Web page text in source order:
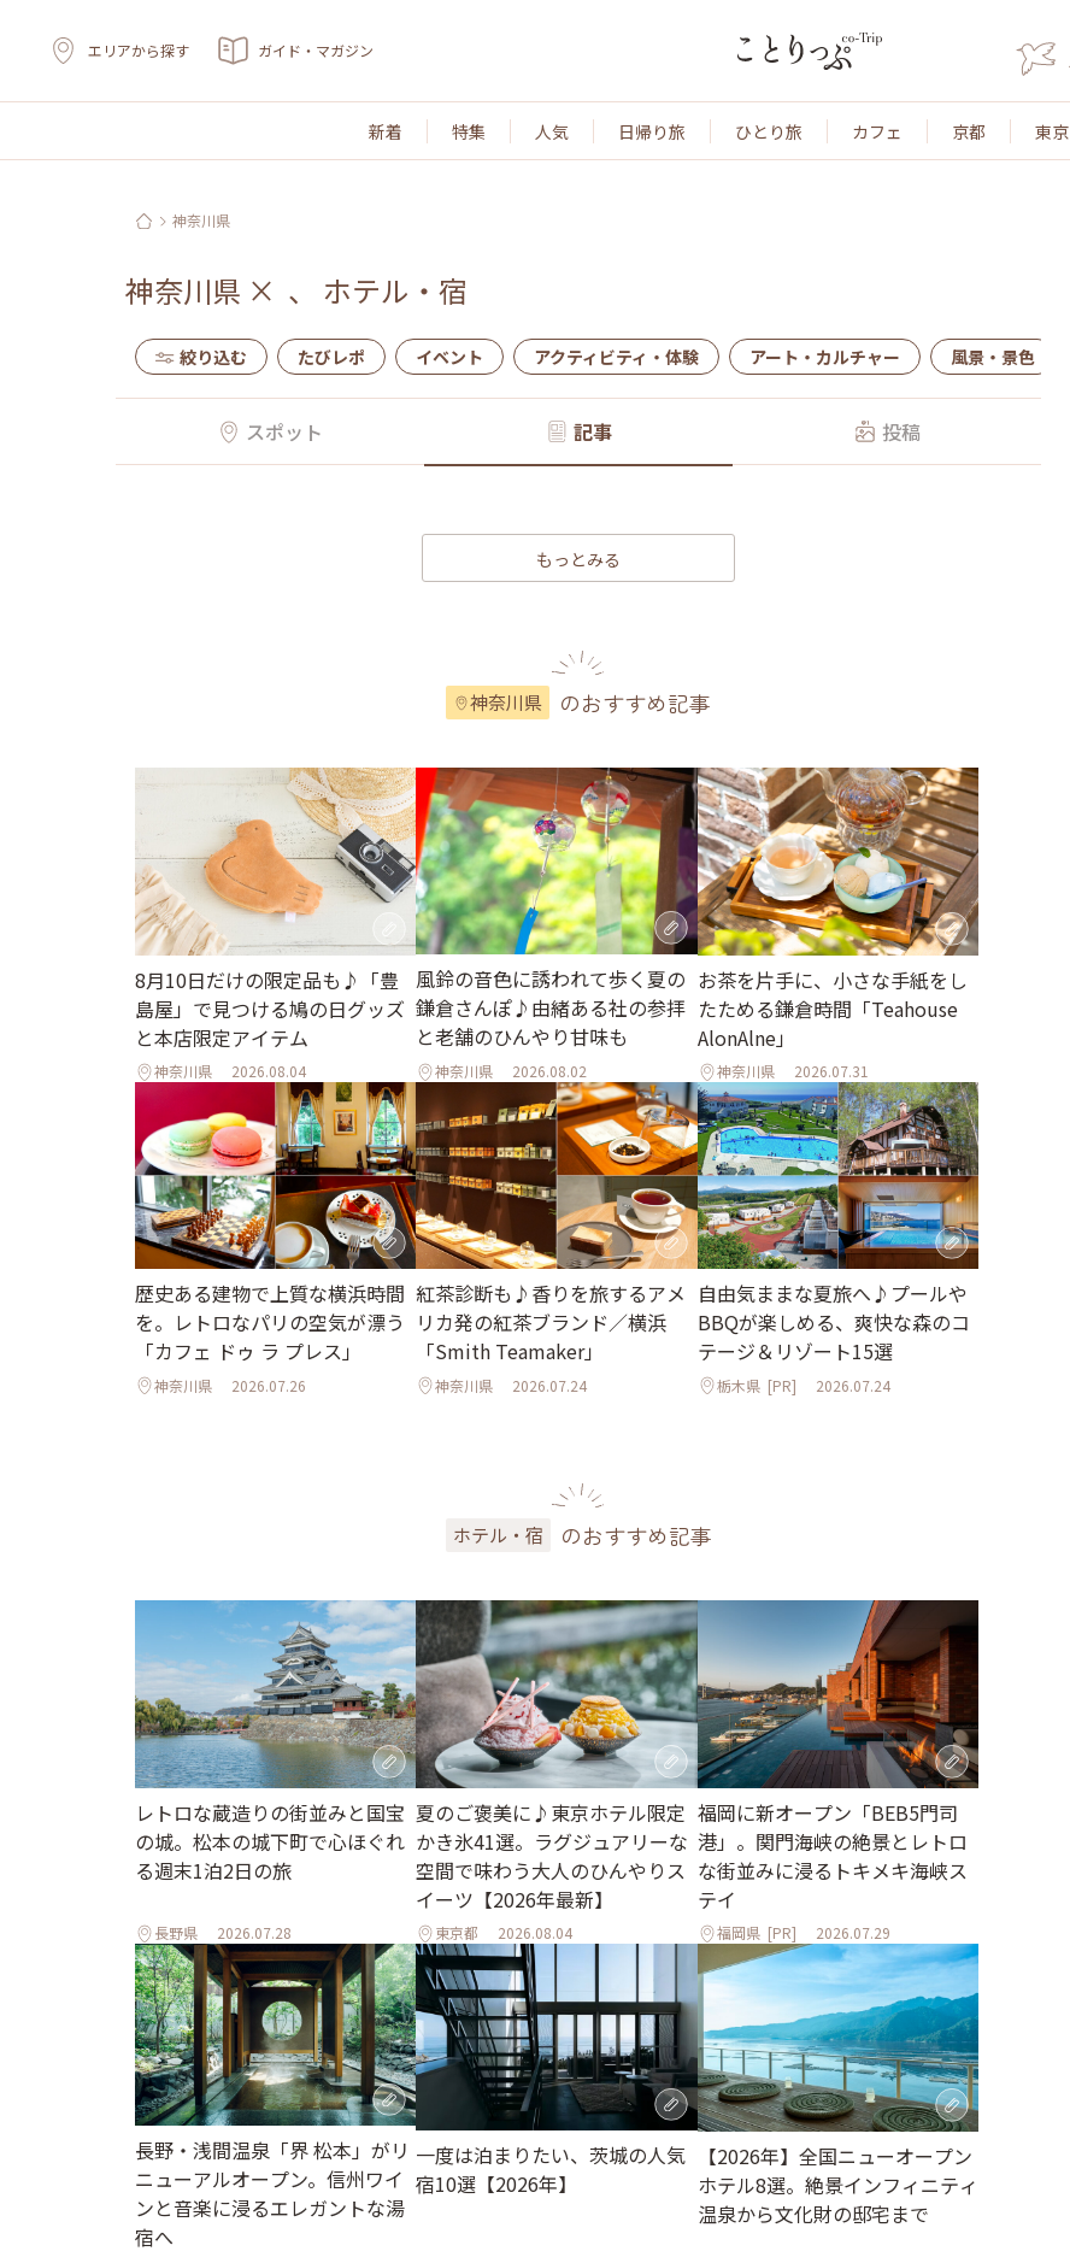
エリアから探す ガイド・マガジン
新着 特集 人気 日帰り旅 ひとり旅 カフェ 京都 東京
神奈川県
神奈川県 × 、 ホテル・宿
絞り込む たびレポ イベント アクティビティ・体験 アート・カルチャー 風景・景色
スポット 記事 投稿
もっとみる
神奈川県 のおすすめ記事
8月10日だけの限定品も♪「豊
島屋」で見つける鳩の日グッズ
と本店限定アイテム
神奈川県 2026.08.04
風鈴の音色に誘われて歩く夏の
鎌倉さんぽ♪由緒ある社の参拝
と老舗のひんやり甘味も
神奈川県 2026.08.02
お茶を片手に、小さな手紙をし
たためる鎌倉時間「Teahouse
AlonAlne」
神奈川県 2026.07.31
歴史ある建物で上質な横浜時間
を。レトロなパリの空気が漂う
「カフェ ドゥ ラ プレス」
神奈川県 2026.07.26
紅茶診断も♪香りを旅するアメ
リカ発の紅茶ブランド／横浜
「Smith Teamaker」
神奈川県 2026.07.24
自由気ままな夏旅へ♪プールや
BBQが楽しめる、爽快な森のコ
テージ＆リゾート15選
栃木県[PR] 2026.07.24
ホテル・宿 のおすすめ記事
レトロな蔵造りの街並みと国宝
の城。松本の城下町で心ほぐれ
る週末1泊2日の旅
長野県 2026.07.28
夏のご褒美に♪東京ホテル限定
かき氷41選。ラグジュアリーな
空間で味わう大人のひんやりス
イーツ【2026年最新】
東京都 2026.08.04
福岡に新オープン「BEB5門司
港」。関門海峡の絶景とレトロ
な街並みに浸るトキメキ海峡ス
テイ
福岡県[PR] 2026.07.29
長野・浅間温泉「界 松本」がリ
ニューアルオープン。信州ワイ
ンと音楽に浸るエレガントな湯
宿へ
一度は泊まりたい、茨城の人気
宿10選【2026年】
【2026年】全国ニューオープン
ホテル8選。絶景インフィニティ
温泉から文化財の邸宅まで